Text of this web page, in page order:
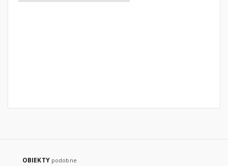
OBIEKTY podobne